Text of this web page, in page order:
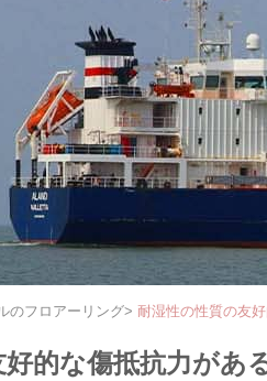
のフロアーリング> 耐湿性の性質の友
的な傷抵抗力が